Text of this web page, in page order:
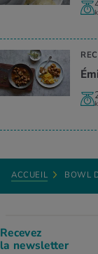
ACCUEIL BOWL
Recevez
la newsletter